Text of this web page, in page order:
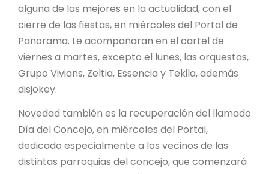
alguna de las mejores en la actualidad, con el
cierre de las fiestas, en miércoles del Portal de
Panorama. Le acompañaran en el cartel de
viernes a martes, excepto el lunes, las orquestas,
Grupo Vivians, Zeltia, Essencia y Tekila, además
disjokey.
Novedad también es la recuperación del llamado
Día del Concejo, en miércoles del Portal,
dedicado especialmente a los vecinos de las
distintas parroquias del concejo, que comenzará